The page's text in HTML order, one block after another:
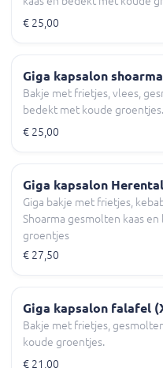
€ 25,00
Giga kapsalon
Bakje met frietjes, vlees,
bedekt met koude groentjes.
€ 25,00
Giga kapsalon
Giga bakje met frietjes,
Shoarma gesmolten kaas
groentjes
€ 27,50
Giga kapsalon falafel
Bakje met frietjes,
koude groentjes.
€ 21,00